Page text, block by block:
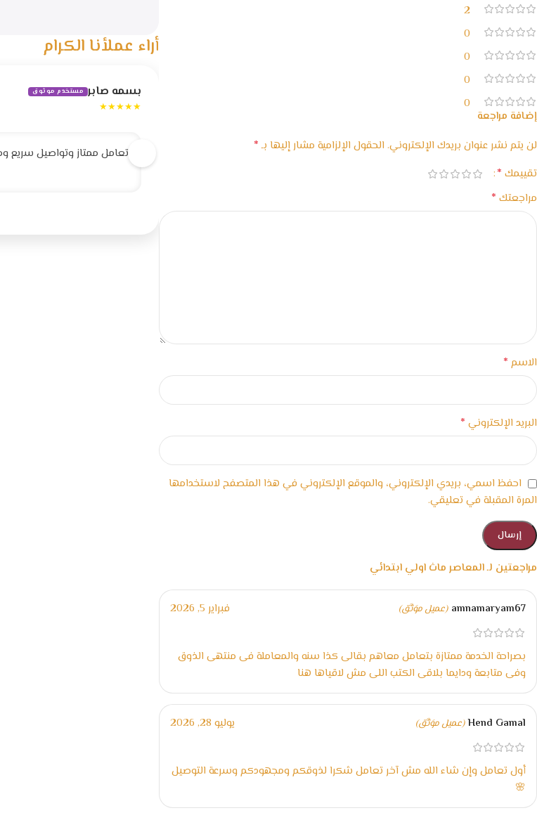
2
0
0
0
0
مراجعتين لـالمعاصر ماث اولي ابتدائي
amnamaryam67 (عميل موَثَّق) فبراير 5, 2026
بصراحة الخدمة ممتازة بتعامل معاهم بقالى كذا سنه والمعاملة فى منتهى الذوق
وفى متابعة ودايما بلاقى الكتب اللى مش لاقياها هنا
Hend Gamal (عميل موَثَّق) يوليو 28, 2026
أول تعامل وإن شاء الله مش آخر تعامل شكرا لذوقكم ومجهودكم وسرعة التوصيل
🌸
إضافة مراجعة
لن يتم نشر عنوان بريدك الإلكتروني. الحقول الإلزامية مشار إليها بـ*
تقييمك *
مراجعتك *
الاسم *
البريد الإلكتروني *
احفظ اسمي، بريدي الإلكتروني، والموقع الإلكتروني في هذا المتصفح لاستخدامها
المرة المقبلة في تعليقي.
أراء عملأنا الكرام
بسمه صابر مستخدم موثوق
★★★★★
تعامل ممتاز وتواصيل سريع